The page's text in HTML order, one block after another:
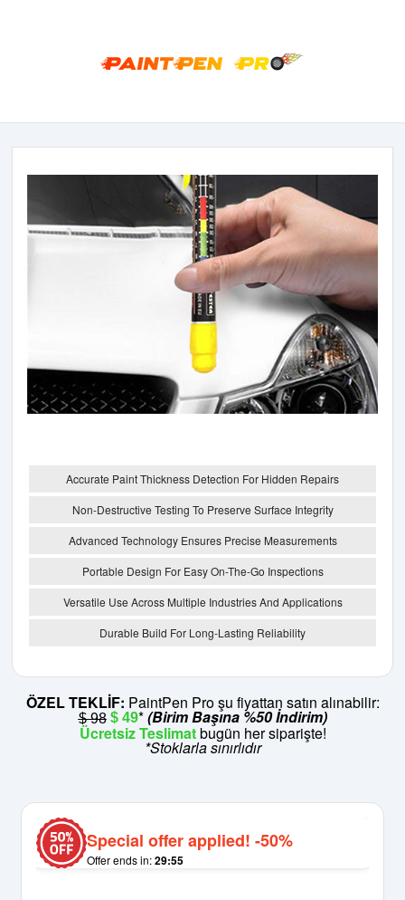
Accurate Paint Thickness Detection For Hidden Repairs
Non-Destructive Testing To Preserve Surface Integrity
Advanced Technology Ensures Precise Measurements
Portable Design For Easy On-The-Go Inspections
Versatile Use Across Multiple Industries And Applications
Durable Build For Long-Lasting Reliability
ÖZEL TEKLİF: PaintPen Pro şu fiyattan satın alınabilir:
$ 98 $ 49*(Birim Başına %50 İndirim)
Ücretsiz Teslimatbugün her siparişte!
*Stoklarla sınırlıdır
Special offer applied! -50%
Offer ends in:29:54